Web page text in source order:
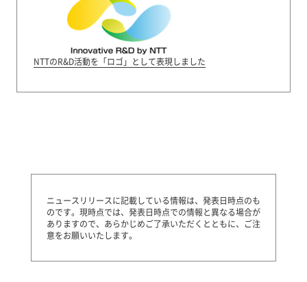
NTTのR&D活動を「ロゴ」として表現しました
ニュースリリースに記載している情報は、発表日時点のも
のです。 現時点では、発表日時点での情報と異なる場合が
ありますので、あらかじめご了承いただくとともに、ご注
意をお願いいたします。